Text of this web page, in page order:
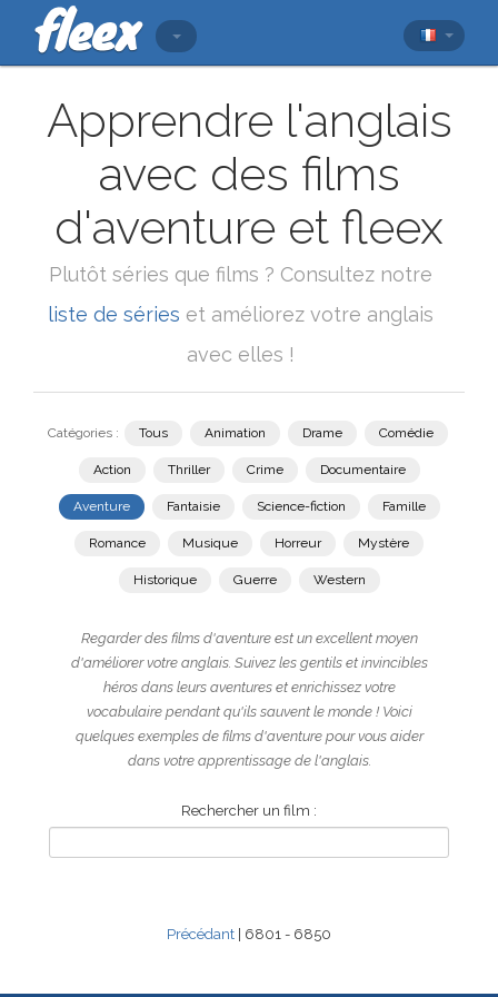
Apprendre l'anglais
avec des films
d'aventure et fleex
Plutôt séries que films ? Consultez notre
liste de séries et améliorez votre anglais
avec elles !
Catégories : Tous Animation Drame Comédie
Action Thriller Crime Documentaire
Aventure Fantaisie Science-fiction Famille
Romance Musique Horreur Mystère
Historique Guerre Western
Regarder des films d'aventure est un excellent moyen
d'améliorer votre anglais. Suivez les gentils et invincibles
héros dans leurs aventures et enrichissez votre
vocabulaire pendant qu'ils sauvent le monde ! Voici
quelques exemples de films d'aventure pour vous aider
dans votre apprentissage de l'anglais.
Rechercher un film :
Précédant | 6801 - 6850